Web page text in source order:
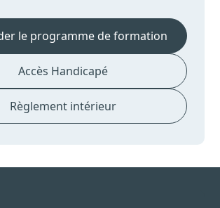
le programme de formation
Accès Handicapé
Règlement intérieur